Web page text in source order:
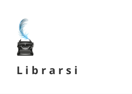
L i b r a r s i